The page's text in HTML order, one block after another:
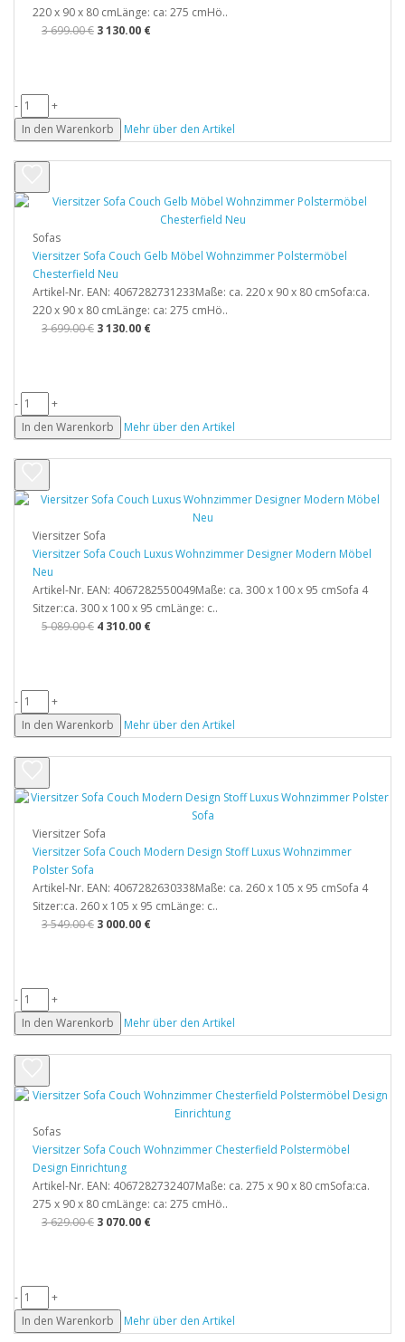
220 x 90 x 80 cmLänge: ca: 275 cmHö..
3 699.00 € 3 130.00 €
-
+
In den Warenkorb
Mehr über den Artikel
Sofas
Viersitzer Sofa Couch Gelb Möbel Wohnzimmer Polstermöbel
Chesterfield Neu
Artikel-Nr. EAN: 4067282731233Maße: ca. 220 x 90 x 80 cmSofa:ca.
220 x 90 x 80 cmLänge: ca: 275 cmHö..
3 699.00 € 3 130.00 €
-
+
In den Warenkorb
Mehr über den Artikel
Viersitzer Sofa
Viersitzer Sofa Couch Luxus Wohnzimmer Designer Modern Möbel
Neu
Artikel-Nr. EAN: 4067282550049Maße: ca. 300 x 100 x 95 cmSofa 4
Sitzer:ca. 300 x 100 x 95 cmLänge: c..
5 089.00 € 4 310.00 €
-
+
In den Warenkorb
Mehr über den Artikel
Viersitzer Sofa
Viersitzer Sofa Couch Modern Design Stoff Luxus Wohnzimmer
Polster Sofa
Artikel-Nr. EAN: 4067282630338Maße: ca. 260 x 105 x 95 cmSofa 4
Sitzer:ca. 260 x 105 x 95 cmLänge: c..
3 549.00 € 3 000.00 €
-
+
In den Warenkorb
Mehr über den Artikel
Sofas
Viersitzer Sofa Couch Wohnzimmer Chesterfield Polstermöbel
Design Einrichtung
Artikel-Nr. EAN: 4067282732407Maße: ca. 275 x 90 x 80 cmSofa:ca.
275 x 90 x 80 cmLänge: ca: 275 cmHö..
3 629.00 € 3 070.00 €
-
+
In den Warenkorb
Mehr über den Artikel